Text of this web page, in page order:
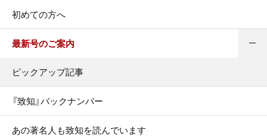
初めての方へ
最新号のご案内
ピックアップ記事
『致知』バックナンバー
あの著名人も致知を読んでいます